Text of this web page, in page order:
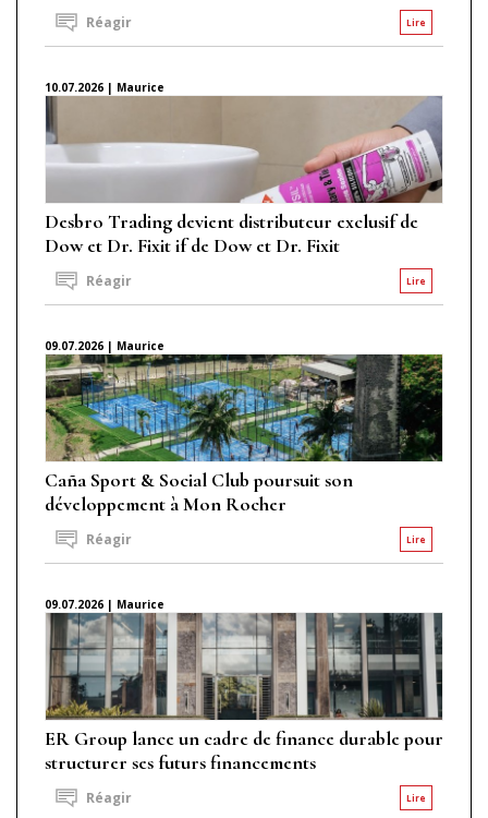
Lire
Réagir
10.07.2026 | Maurice
Desbro Trading devient distributeur exclusif de
Dow et Dr. Fixit if de Dow et Dr. Fixit
Lire
Réagir
09.07.2026 | Maurice
Caña Sport & Social Club poursuit son
développement à Mon Rocher
Lire
Réagir
09.07.2026 | Maurice
ER Group lance un cadre de finance durable pour
structurer ses futurs financements
Lire
Réagir